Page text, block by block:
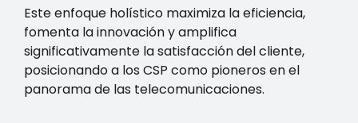
Este enfoque holístico maximiza la eficiencia,
fomenta la innovación y amplifica
significativamente la satisfacción del cliente,
posicionando a los CSP como pioneros en el
panorama de las telecomunicaciones.